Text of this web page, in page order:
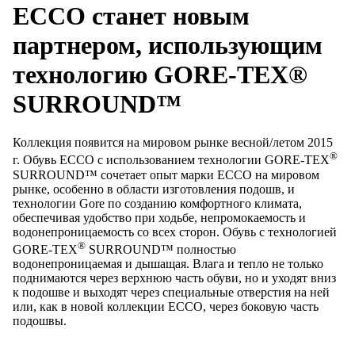
ECCO станет новым
партнером, использующим
технологию GORE-TEX®
SURROUND™
Коллекция появится на мировом рынке весной/летом 2015
г. Обувь ECCO с использованием технологии GORE-TEX®
SURROUND™ сочетает опыт марки ECCO на мировом
рынке, особенно в области изготовления подошв, и
технологии Gore по созданию комфортного климата,
обеспечивая удобство при ходьбе, непромокаемость и
водонепроницаемость со всех сторон. Обувь с технологией
GORE-TEX® SURROUND™ полностью
водонепроницаемая и дышащая. Влага и тепло не только
поднимаются через верхнюю часть обуви, но и уходят вниз
к подошве и выходят через специальные отверстия на ней
или, как в новой коллекции ECCO, через боковую часть
подошвы.